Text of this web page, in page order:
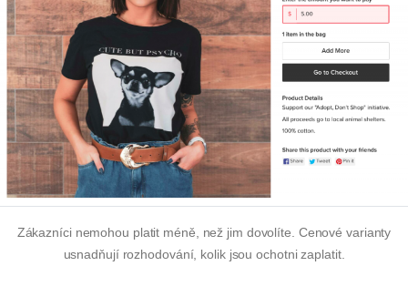
Zákazníci nemohou platit méně, než jim dovolíte. Cenové varianty
usnadňují rozhodování, kolik jsou ochotni zaplatit.